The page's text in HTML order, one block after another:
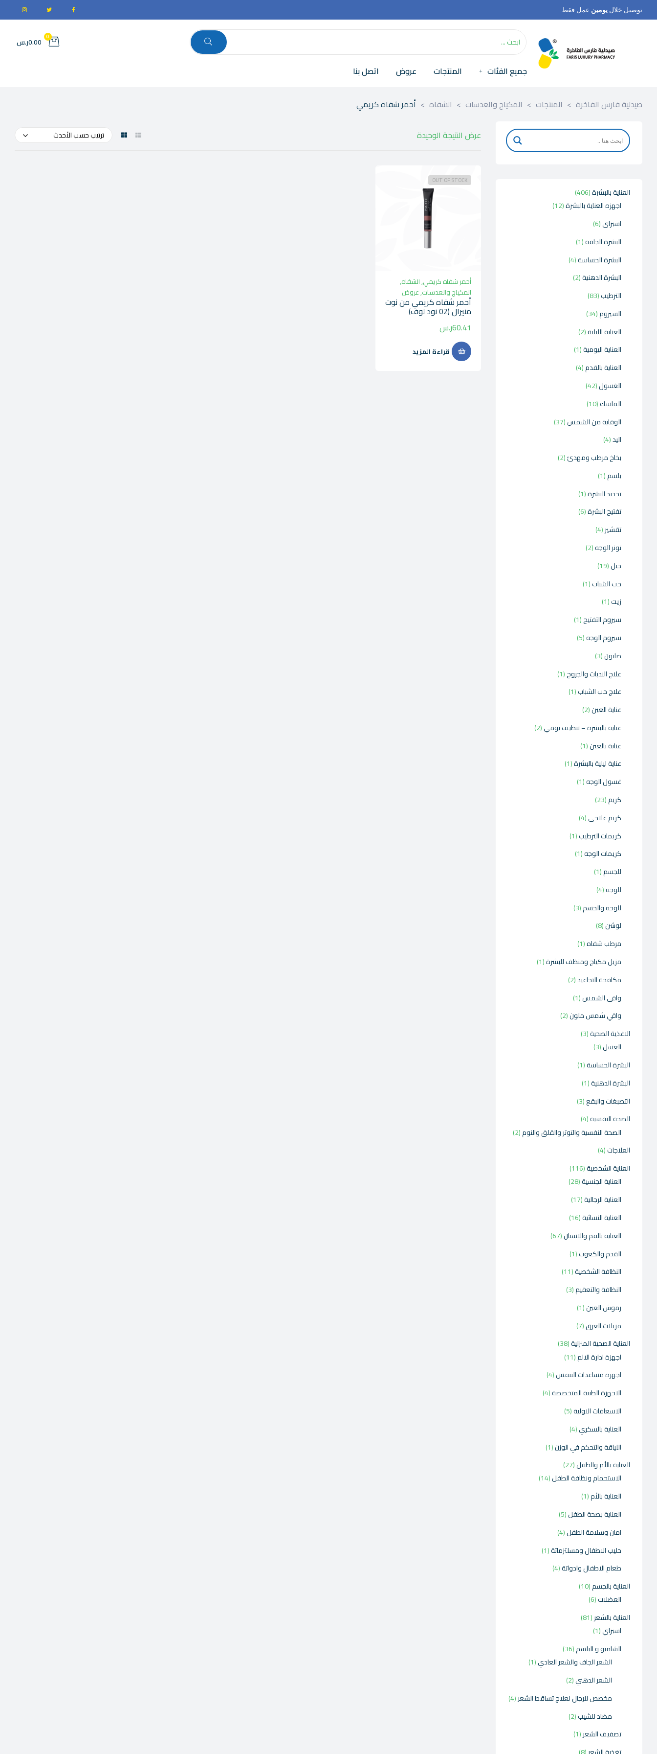
توصيل خلال يومين عمل فقط
0 0.00ر.س
جميع الفئات المنتجات عروض اتصل بنا
صيدلية فارس الفاخرة > المنتجات > المكياج والعدسات > الشفاه > أحمر شفاه كريمي
عرض النتيجة الوحيدة ترتيب حسب الأحدث
OUT OF STOCK
أحمر شفاه كريمي,الشفاه,
المكياج والعدسات,عروض
أحمر شفاه كريمي من نوت
منيرال (02 نود لوف)
60.41ر.س
قراءة المزيد
العناية بالبشرة 406
اجهزه العناية بالبشرة 12
اسبراى 6
البشرة الجافة 1
البشرة الحساسة 4
البشرة الدهنية 2
الترطيب 83
السيروم 34
العناية الليلية 2
العناية اليومية 1
العناية بالقدم 4
الغسول 42
الماسك 10
الوقاية من الشمس 37
اليد 4
بخاخ مرطب ومهدئ 2
بلسم 1
تجديد البشرة 1
تفتيح البشرة 6
تقشير 4
تونر الوجه 2
جيل 19
حب الشباب 1
زيت 1
سيروم التفتيح 1
سيروم الوجه 5
صابون 3
علاج الندبات والجروح 1
علاج حب الشباب 1
عناية العين 2
عناية بالبشرة – تنظيف يومي 2
عناية بالعين 1
عناية ليلية بالبشرة 1
غسول الوجه 1
كريم 23
كريم علاجى 4
كريمات الترطيب 1
كريمات الوجه 1
للجسم 1
للوجه 4
للوجه والجسم 3
لوشن 8
مرطب شفاه 1
مزيل مكياج ومنظف للبشرة 1
مكافحة التجاعيد 2
واقي الشمس 1
واقي شمس ملون 2
الاغذية الصحية 3
العسل 3
البشرة الحساسة 1
البشرة الدهنية 1
التصبغات والبقع 3
الصحة النفسية 4
الصحة النفسية والتوتر والقلق والنوم 2
العلاجات 4
العناية الشخصية 116
العناية الجنسية 28
العناية الرجالية 17
العناية النسائية 16
العناية بالفم والاسنان 67
القدم والكعوب 1
النظافة الشخصية 11
النظافة والتعقيم 3
رموش العين 1
مزيلات العرق 7
العناية الصحية المنزلية 38
اجهزة ادارة الالم 11
اجهزة مساعدات التنفس 4
الاجهزة الطبية المتخصصة 4
الاسعافات الاولية 5
العناية بالسكري 4
اللياقة والتحكم في الوزن 1
العناية بالأم والطفل 27
الاستحمام ونظافة الطفل 14
العناية بالأم 1
العناية بصحة الطفل 5
امان وسلامة الطفل 4
حليب الاطفال ومسلتزماتة 1
طعام الاطفال وادواتة 4
العناية بالجسم 10
العضلات 6
العناية بالشعر 81
اسبراي 1
الشامبو و البلسم 36
الشعر الجاف والشعر العادي 1
الشعر الدهني 2
مخصص للرجال لعلاج تساقط الشعر 4
مضاد للشيب 2
تصفيف الشعر 1